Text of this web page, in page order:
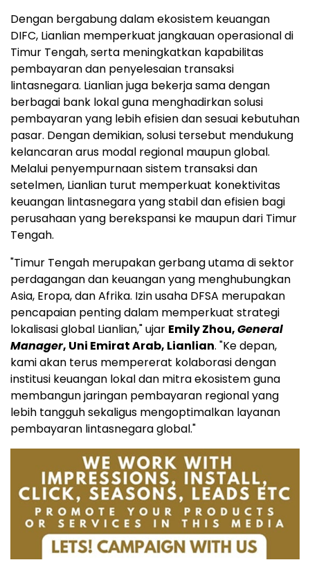
Dengan bergabung dalam ekosistem keuangan
DIFC, Lianlian memperkuat jangkauan operasional di
Timur Tengah, serta meningkatkan kapabilitas
pembayaran dan penyelesaian transaksi
lintasnegara. Lianlian juga bekerja sama dengan
berbagai bank lokal guna menghadirkan solusi
pembayaran yang lebih efisien dan sesuai kebutuhan
pasar. Dengan demikian, solusi tersebut mendukung
kelancaran arus modal regional maupun global.
Melalui penyempurnaan sistem transaksi dan
setelmen, Lianlian turut memperkuat konektivitas
keuangan lintasnegara yang stabil dan efisien bagi
perusahaan yang berekspansi ke maupun dari Timur
Tengah.
"Timur Tengah merupakan gerbang utama di sektor
perdagangan dan keuangan yang menghubungkan
Asia, Eropa, dan Afrika. Izin usaha DFSA merupakan
pencapaian penting dalam memperkuat strategi
lokalisasi global Lianlian," ujar Emily Zhou,General
Manager, Uni Emirat Arab, Lianlian. "Ke depan,
kami akan terus mempererat kolaborasi dengan
institusi keuangan lokal dan mitra ekosistem guna
membangun jaringan pembayaran regional yang
lebih tangguh sekaligus mengoptimalkan layanan
pembayaran lintasnegara global."